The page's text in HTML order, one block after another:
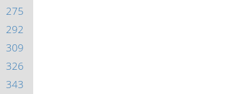
275
292
309
326
343